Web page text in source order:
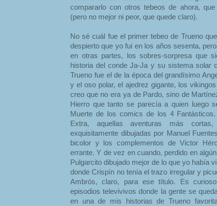
compararlo con otros tebeos de ahora,
(pero no mejor ni peor, que quede claro).
No sé cuál fue el primer tebeo de Trueno
despierto que yo fui en los años sesenta,
en otras partes, los sobres-sorpresa que
historia del conde Ja-Ja y su sistema solar
Trueno fue el de la época del grandísimo
y el oso polar, el ajedrez gigante, los
creo que no era ya de Pardo, sino de
Hierro que tanto se parecía a quien luego
Muerte de los comics de los 4
Extra, aquellas aventuras más
exquisitamente dibujadas por Manuel
bicolor y los complementos de Victor
errante. Y de vez en cuando, perdido en
Pulgarcito dibujado mejor de lo que yo había
donde Crispín no tenía el trazo irregular y
Ambrós, claro, para ese título. Es
episodios televivivos donde la gente se
en una de mis historias de Trueno